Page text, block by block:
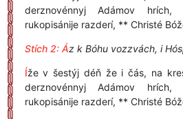
derznovénnyj Adámov
rukopisánije razderí, ** Christé
Stích 2: Áz k Bóhu vozzvách, i
Íže v šestýj déň že i čás, na
derznovénnyj Adámov
rukopisánije razderí, ** Christé